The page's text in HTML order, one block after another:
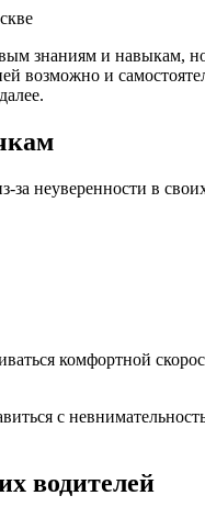
знаниям и навыкам,
возможно и
неуверенности в
комфортной
с
водителей